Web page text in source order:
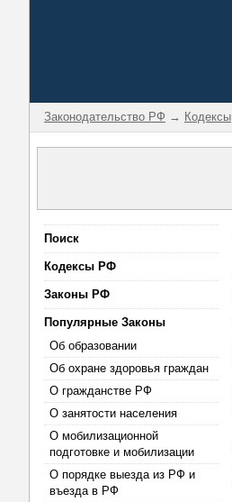
Законодательство РФ → Кодексы
Поиск
Кодексы РФ
Законы РФ
Популярные Законы
Об образовании
Об охране здоровья граждан
О гражданстве РФ
О занятости населения
О мобилизационной
подготовке и мобилизации
О порядке выезда из РФ и
въезда в РФ